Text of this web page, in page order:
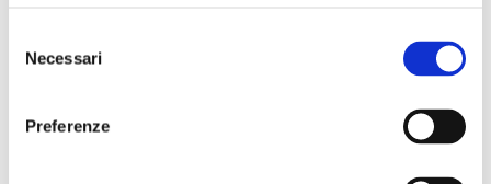
delNecessari
Preferenze
Gita giornaliera
Abbonameni